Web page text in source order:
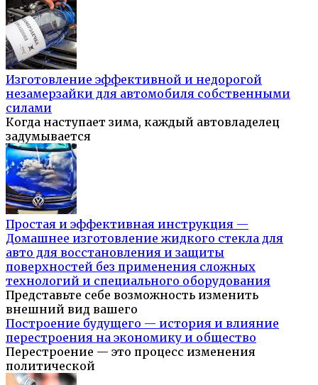
Изготовление эффективной и недорогой
незамерзайки для автомобиля собственными
силами
Когда наступает зима, каждый автовладелец
задумывается
Простая и эффективная инструкция —
Домашнее изготовление жидкого стекла для
авто для восстановления и защиты
поверхностей без применения сложных
технологий и специального оборудования
Представьте себе возможность изменить
внешний вид вашего
Построение будущего — история и влияние
перестроения на экономику и общество
Перестроение — это процесс изменения
политической